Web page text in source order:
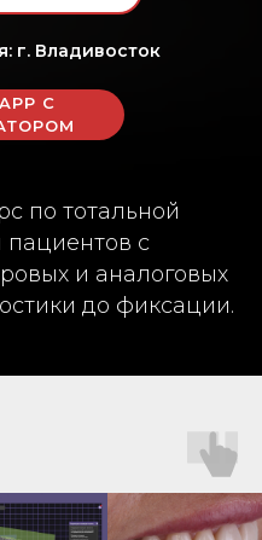
г. Владивосток
С
по тотальной
с
и аналоговых
до фиксации.